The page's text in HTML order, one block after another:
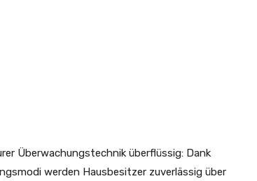
Überwachungstechnik überflüssig: Dank
werden Hausbesitzer zuverlässig über